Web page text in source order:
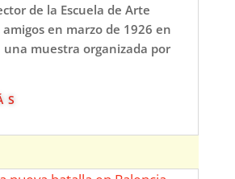
de la Escuela de Arte
amigos en marzo de 1926 en
una muestra organizada por